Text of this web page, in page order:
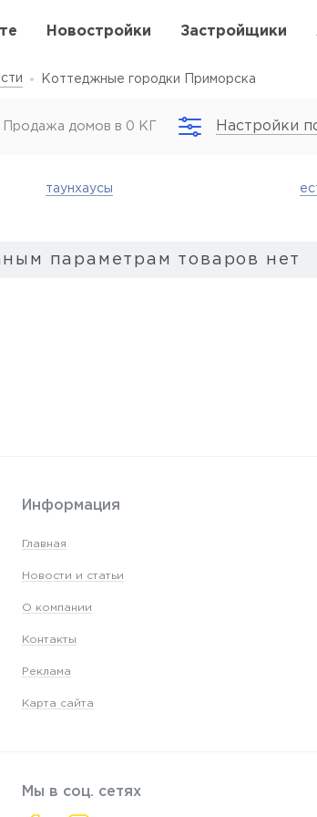
Новостройки Застройщики
Коттеджные городки Приморска
Продажа домов в 0 КГ Настройки
таунхаусы
параметрам товаров нет
Информация
Главная
Новости и статьи
О компании
Контакты
Реклама
Карта сайта
Мы в соц. сетях